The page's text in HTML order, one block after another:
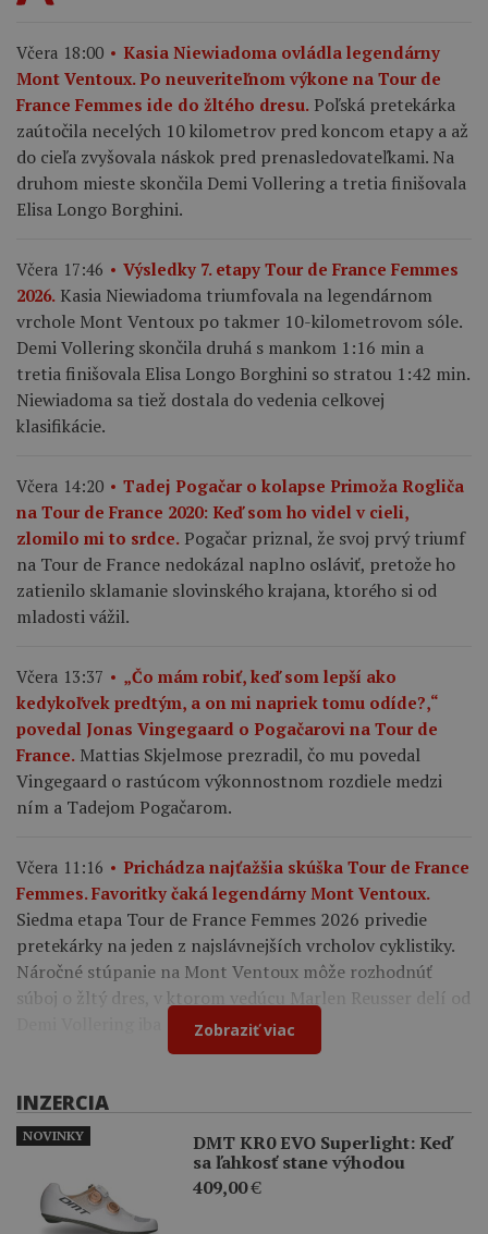
Včera 18:00
Kasia Niewiadoma ovládla legendárny
Mont Ventoux. Po neuveriteľnom výkone na Tour de
France Femmes ide do žltého dresu. Poľská pretekárka
zaútočila necelých 10 kilometrov pred koncom etapy a až
do cieľa zvyšovala náskok pred prenasledovateľkami. Na
druhom mieste skončila Demi Vollering a tretia finišovala
Elisa Longo Borghini.
Včera 17:46
Výsledky 7. etapy Tour de France Femmes
2026. Kasia Niewiadoma triumfovala na legendárnom
vrchole Mont Ventoux po takmer 10-kilometrovom sóle.
Demi Vollering skončila druhá s mankom 1:16 min a
tretia finišovala Elisa Longo Borghini so stratou 1:42 min.
Niewiadoma sa tiež dostala do vedenia celkovej
klasifikácie.
Včera 14:20
Tadej Pogačar o kolapse Primoža Rogliča
na Tour de France 2020: Keď som ho videl v cieli,
zlomilo mi to srdce. Pogačar priznal, že svoj prvý triumf
na Tour de France nedokázal naplno osláviť, pretože ho
zatienilo sklamanie slovinského krajana, ktorého si od
mladosti vážil.
Včera 13:37
„Čo mám robiť, keď som lepší ako
kedykoľvek predtým, a on mi napriek tomu odíde?,“
povedal Jonas Vingegaard o Pogačarovi na Tour de
France. Mattias Skjelmose prezradil, čo mu povedal
Vingegaard o rastúcom výkonnostnom rozdiele medzi
ním a Tadejom Pogačarom.
Včera 11:16
Prichádza najťažšia skúška Tour de France
Femmes. Favoritky čaká legendárny Mont Ventoux.
Siedma etapa Tour de France Femmes 2026 privedie
pretekárky na jeden z najslávnejších vrcholov cyklistiky.
Náročné stúpanie na Mont Ventoux môže rozhodnúť
súboj o žltý dres, v ktorom vedúcu Marlen Reusser delí od
Demi Vollering iba 12 sekúnd.
Zobraziť viac
INZERCIA
DMT KR0 EVO Superlight: Keď
sa ľahkosť stane výhodou
409,00€
NOVINKY